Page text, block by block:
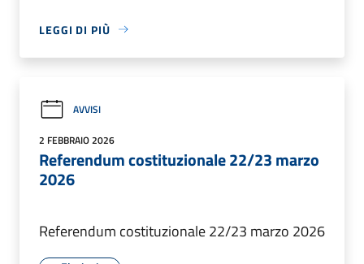
LEGGI DI PIÙ
AVVISI
2 FEBBRAIO 2026
Referendum costituzionale 22/23 marzo
2026
Referendum costituzionale 22/23 marzo 2026